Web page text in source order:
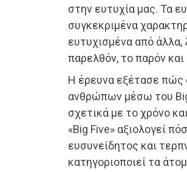
στην ευτυχία μας. Τα
συγκεκριμένα
ευτυχισμένα από
παρελθόν, το παρόν και
Η έρευνα εξέτασε πώς
ανθρώπων μέσω του
σχετικά με το χρόνο
«Big Five» αξιολογεί
ευσυνείδητος και
κατηγοριοποιεί τα